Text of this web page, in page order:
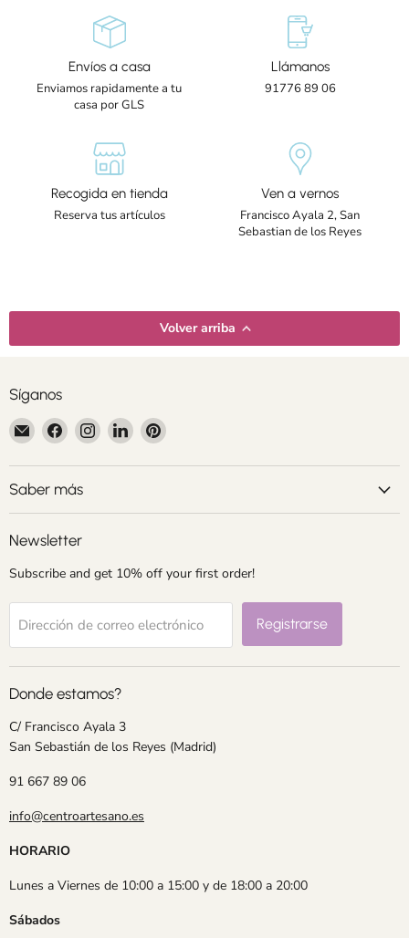
Envíos a casa
Enviamos rapidamente a tu
casa por GLS
Llámanos
91776 89 06
Recogida en tienda
Reserva tus artículos
Ven a vernos
Francisco Ayala 2, San
Sebastian de los Reyes
Volver arriba
Síganos
Encuéntrenos
en
Correo
electrónico
Encuéntrenos
en
Facebook
Encuéntrenos
en
Instagram
Encuéntrenos
en
LinkedIn
Encuéntrenos
Pinterest
Saber más
Newsletter
Subscribe and get 10% off your first order!
Dirección de correo electrónico Registrarse
Donde estamos?
C/ Francisco Ayala 3
San Sebastián de los Reyes (Madrid)
91 667 89 06
info@centroartesano.es
HORARIO
Lunes a Viernes de 10:00 a 15:00 y de 18:00 a 20:00
Sábados